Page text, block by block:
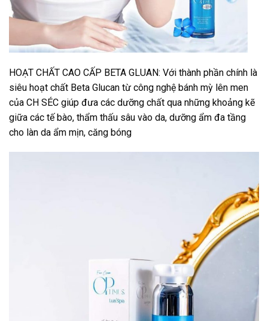
HOẠT CHẤT CAO CẤP BETA GLUAN: Với thành phần chính là
siêu hoạt chất Beta Glucan từ công nghệ bánh mỳ lên men
của CH SÉC giúp đưa các dưỡng chất qua những khoảng kẽ
giữa các tế bào, thẩm thấu sâu vào da, dưỡng ẩm đa tầng
cho làn da ẩm mịn, căng bóng